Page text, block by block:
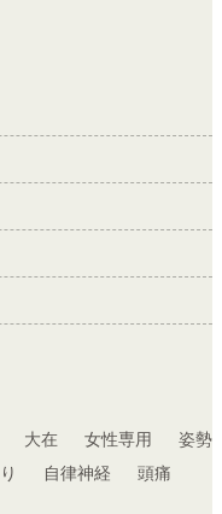
大在 女性専用
姿勢
自律神経
頭痛